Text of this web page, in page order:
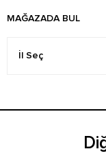
MAĞAZADA BUL